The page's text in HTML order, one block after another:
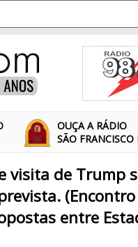
OUÇA A RÁDIO
SÃO FRANCISCO
visita de Trump
entre